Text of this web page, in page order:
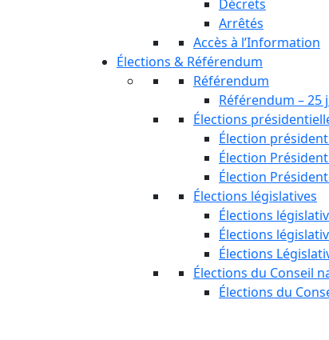
Décrets
Arrêtés
Accès à l’Information
Élections & Référendum
Référendum
Référendum – 25
Élections
Élection
Élection
Élection
Élections législatives
Élections
Élections
Élections
Élections du Conseil
Élections du